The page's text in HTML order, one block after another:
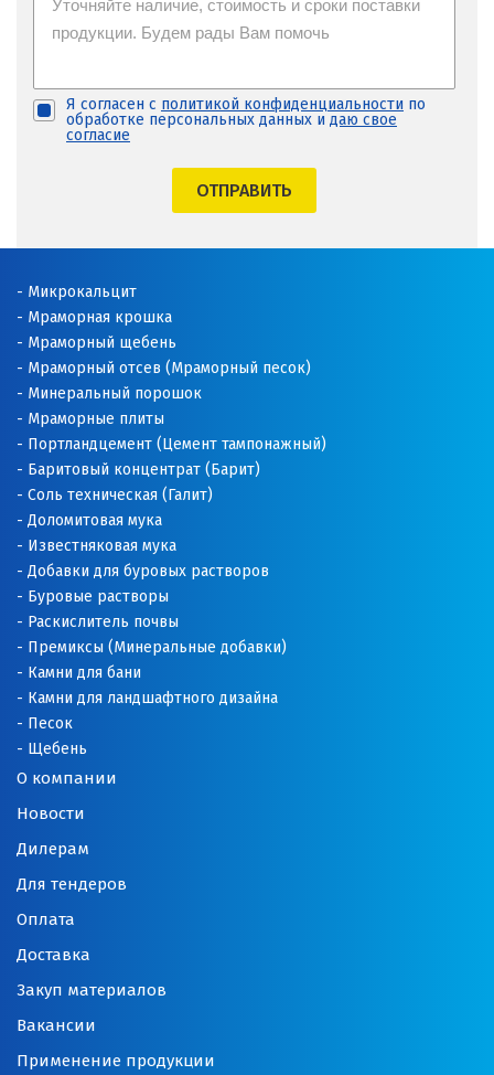
Я согласен с политикой конфиденциальности по
обработке персональных данных и даю свое
согласие
ОТПРАВИТЬ
О компании
Новости
Дилерам
Для тендеров
Оплата
Доставка
Закуп материалов
Вакансии
Применение продукции
Микрокальцит
Мраморная крошка
Мраморный щебень
Мраморный отсев (Мраморный песок)
Минеральный порошок
Мраморные плиты
Портландцемент (Цемент тампонажный)
Баритовый концентрат (Барит)
Соль техническая (Галит)
Доломитовая мука
Известняковая мука
Добавки для буровых растворов
Буровые растворы
Раскислитель почвы
Премиксы (Минеральные добавки)
Камни для бани
Камни для ландшафтного дизайна
Песок
Щебень